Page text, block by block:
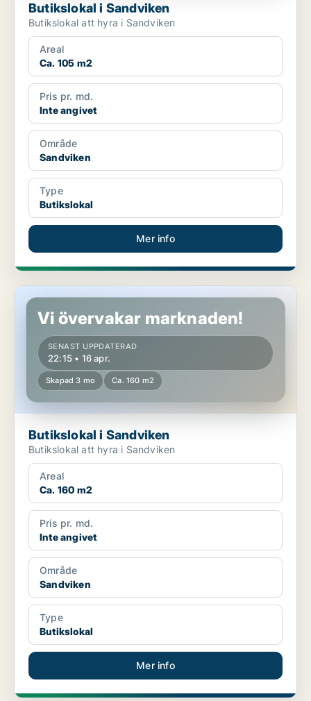
Butikslokal i Sandviken
Butikslokal att hyra i Sandviken
Areal
Ca. 105 m2
Pris pr. md.
Inte angivet
Område
Sandviken
Type
Butikslokal
Mer info
Butikslokal i Sandviken
Vi övervakar marknaden!
SENAST UPPDATERAD
22:15 • 16 apr.
Skapad 3 mo Ca. 160 m2
Butikslokal i Sandviken
Butikslokal att hyra i Sandviken
Areal
Ca. 160 m2
Pris pr. md.
Inte angivet
Område
Sandviken
Type
Butikslokal
Mer info